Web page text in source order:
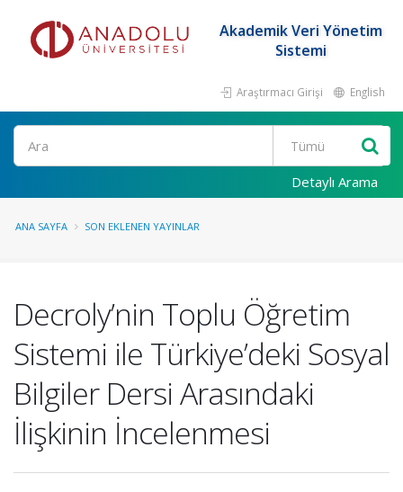
Akademik Veri Yönetim
Sistemi
Araştırmacı Girişi English
Ara
Detaylı Arama
ANA SAYFA SON EKLENEN YAYINLAR
Decroly’nin Toplu Öğretim
Sistemi ile Türkiye’deki Sosyal
Bilgiler Dersi Arasındaki
İlişkinin İncelenmesi